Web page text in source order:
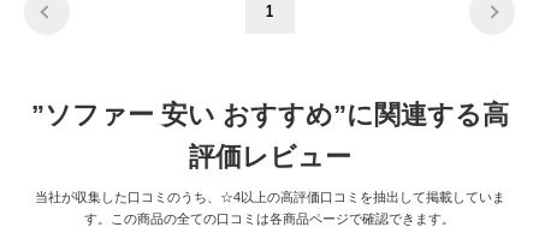
1
”ソファー 安い おすすめ”に関連する高
評価レビュー
当社が収集した口コミのうち、☆4以上の高評価口コミを抽出して掲載していま
す。この商品の全ての口コミは各商品ページで確認できます。